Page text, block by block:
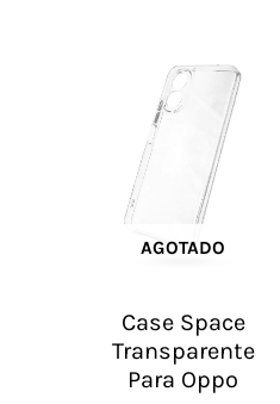
AGOTADO
Case Space
Transparente
Para Oppo
de
precios:
desde
$ 24.900
hasta